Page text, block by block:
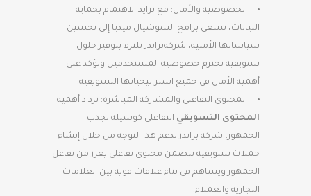
الخصوصية والأمان: مع تزايد الاهتمام بحماية
البيانات، تسعى برامج السوشيال ميديا إلى تحسين
سياساتها الأمنية، شركةبراندز تلتزم بتوفير حلول
تسويقية تحترم خصوصية المستخدمين وتؤكد على
أهمية الأمان في جميع استراتيجياتها التسويقية.
المحتوى التفاعلي والمشاركة المباشرة: تزداد أهمية
المحتوى التسويقي التفاعلي كوسيلة لجذب
الجمهور، شركة براندز تدعم هذا التوجه من خلال إنشاء
حملات تسويقية تتضمن محتوى تفاعلي يعزز من تفاعل
الجمهور ويساهم في بناء علاقات قوية بين العلامات
التجارية والعملاء.